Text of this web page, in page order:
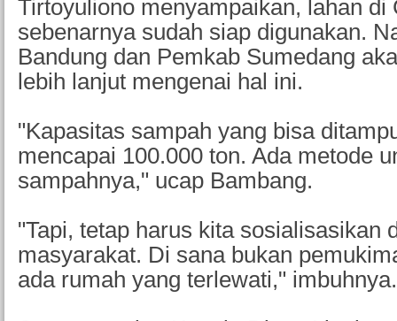
Tirtoyuliono menyampaikan, lahan di
sebenarnya sudah siap digunakan.
Bandung dan Pemkab Sumedang
lebih lanjut mengenai hal ini.
"Kapasitas sampah yang bisa
mencapai 100.000 ton. Ada metode
sampahnya," ucap Bambang.
"Tapi, tetap harus kita sosialisasikan
masyarakat. Di sana bukan
ada rumah yang terlewati," imbuhnya.